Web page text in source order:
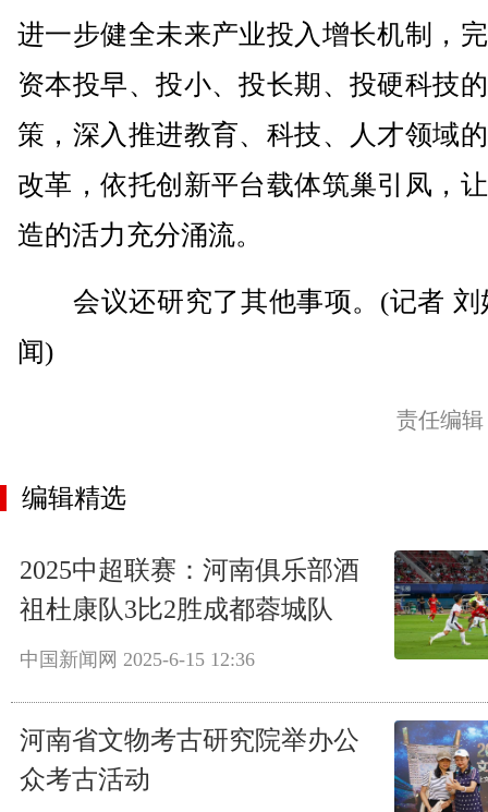
进一步健全未来产业投入增长机制，
资本投早、投小、投长期、投硬科技
策，深入推进教育、科技、人才领域
改革，依托创新平台载体筑巢引凤，
造的活力充分涌流。
会议还研究了其他事项。(记者 刘
闻)
责任编
编辑精选
2025中超联赛：河南俱乐部酒
祖杜康队3比2胜成都蓉城队
中国新闻网 2025-6-15 12:36
河南省文物考古研究院举办公
众考古活动